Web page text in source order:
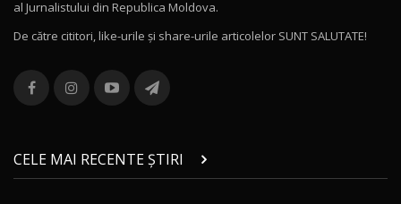
12 16:48
13
combină aventura cu luxul / AutoBlog.MD
36:08
chinez care face lumea să se întoarcă după el
/ AutoBlog.MD
17:27
al Jurnalistului din Republica Moldova.
De către cititori, like-urile şi share-urile articolelor SUNT SALUTATE!
CELE MAI RECENTE ȘTIRI